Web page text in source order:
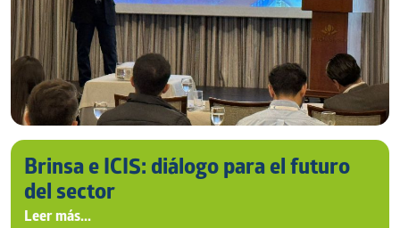
Brinsa e ICIS: diálogo para el futuro
del sector
Leer más...